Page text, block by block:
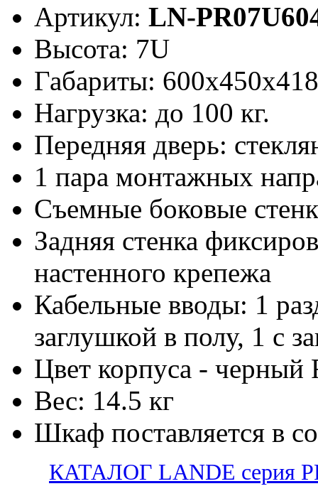
Артикул: LN-
Высота: 7U
Габариты:
Нагрузка: до 100 кг.
Передняя дверь:
1 пара монтажных
Съемные боковые
Задняя стенка
настенного крепежа
Кабельные вводы: 1
заглушкой в полу, 1 с
Цвет корпуса - черный
Вес: 14.5 кг
Шкаф поставляется в
КАТАЛОГ LANDE серия